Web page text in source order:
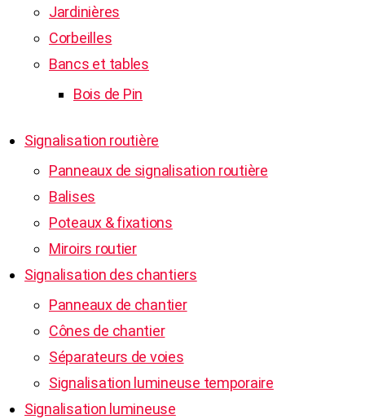
Jardinières
Corbeilles
Bancs et tables
Bois de Pin
Signalisation routière
Panneaux de signalisation routière
Balises
Poteaux & fixations
Miroirs routier
Signalisation des chantiers
Panneaux de chantier
Cônes de chantier
Séparateurs de voies
Signalisation lumineuse temporaire
Signalisation lumineuse